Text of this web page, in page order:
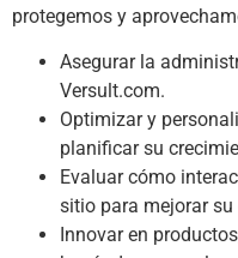
protegemos y
Asegurar la
Versult.com.
Optimizar y
planificar su
Evaluar cómo
sitio para mejorar su
Innovar en